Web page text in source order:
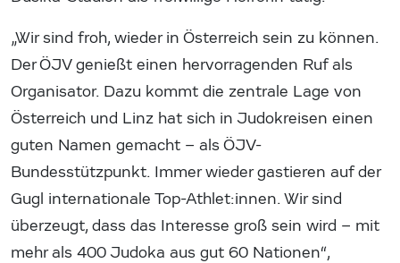
„Wir sind froh, wieder in Österreich sein zu können.
Der ÖJV genießt einen hervorragenden Ruf als
Organisator. Dazu kommt die zentrale Lage von
Österreich und Linz hat sich in Judokreisen einen
guten Namen gemacht – als ÖJV-
Bundesstützpunkt. Immer wieder gastieren auf der
Gugl internationale Top-Athlet:innen. Wir sind
überzeugt, dass das Interesse groß sein wird – mit
mehr als 400 Judoka aus gut 60 Nationen“,